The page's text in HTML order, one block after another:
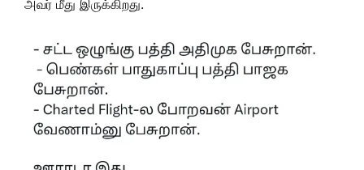
அவர் மீது இருக்கிறது.